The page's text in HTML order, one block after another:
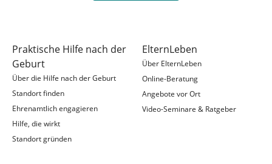
Praktische Hilfe nach der
Geburt
Über die Hilfe nach der Geburt
Standort finden
Ehrenamtlich engagieren
Hilfe, die wirkt
Standort gründen
ElternLeben
Über ElternLeben
Online-Beratung
Angebote vor Ort
Video-Seminare & Ratgeber